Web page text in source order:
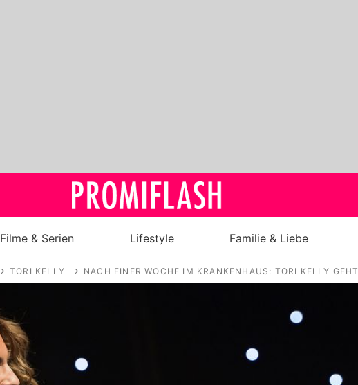
Royals
Filme & Serien Lifestyle Familie & Liebe
TORI KELLY NACH EINER WOCHE IM KRANKENHAUS: TORI KELLY